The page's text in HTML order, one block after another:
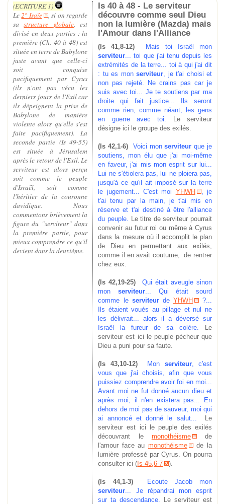
(ECRITURE 1)
Le2° Isaïe
, si on regarde
sastructure globale, est
divisé en deux parties : la
première (Ch. 40 à 48) est
située en terre de Babylone
juste avant que celle-ci
soit conquise
pacifiquement par Cyrus
(ils n'ont pas vécu les
derniers jours de l'Exil car
ils dépeignent la prise de
Babylone de manière
violente alors qu'elle s'est
faite pacifiquement). La
seconde partie (Is 49-55)
est située à Jérusalem
après le retour de l'Exil. Le
serviteur est alors perçu
soit comme le peuple
d'Israël, soit comme
l'héritier de la couronne
davidique. Nous
commentons brièvement la
figure du "serviteur" dans
la première partie, pour
mieux comprendre ce qu'il
devient dans la deuxième.
Is 40 à 48 - Le serviteur
découvre comme seul Dieu
non la lumière (Mazda) mais
l'Amour dans l'Alliance
(Is 41,8-12)
Mais toi Israël mon
serviteur... toi que j'ai tenu depuis les
extrémités de la terre... toi à qui j'ai dit
: tu es monserviteur, je t'ai choisi et
non pas rejeté. Ne crains pas car je
suis avec toi... Je te soutiens par ma
droite qui fait justice... Ils seront
comme rien, comme néant, les gens
en guerre avec toi. Le serviteur
désigne ici le groupe des exilés.
(Is 42,1-6) Voici monserviteur que je
soutiens, mon élu que j'ai moi-même
en faveur, j'ai mis mon esprit sur lui...
Lui ne s'étiolera pas, lui ne ploiera pas,
jusqu'à ce qu'il ait imposé sur la terre
le jugement... C'est moi YHWH
, je
t'ai tenu par la main, je t'ai mis en
réserve et t'ai destiné à être l'alliance
du peuple. Le titre de serviteur pourrait
convenir au futur roi ou même à Cyrus
dans la mesure où il accomplit le plan
de Dieu en permettant aux exilés,
comme il en avait coutume, de rentrer
chez eux.
(Is 42,19-25)
Qui était aveugle sinon
monserviteur... Qui était sourd
comme le serviteurde YHWH
?...
Ils étaient voués au pillage et nul ne
les délivrait... alors il a déversé sur
Israël la fureur de sa colère.
Le
serviteur est ici le peuple pécheur que
Dieu a puni pour sa faute.
(Is 43,10-12) Mon serviteur, c'est
vous que j'ai choisis, afin que vous
puissiez comprendre avoir foi en moi...
Avant moi ne fut donné aucun dieu et
après moi, il n'en existera pas... En
dehors de moi pas de sauveur, moi qui
ai annoncé et donné le salut...
Le
serviteur est ici le peuple des exilés
découvrant le monothéisme
de
l'amour face au monothéisme
de la
lumière professé par Cyrus. On pourra
consulter ici ( Is 45,6-7 ).
(Is 44,1-3)
Ecoute Jacob mon
serviteur... Je répandrai mon esprit
sur ta descendance. Le serviteur est